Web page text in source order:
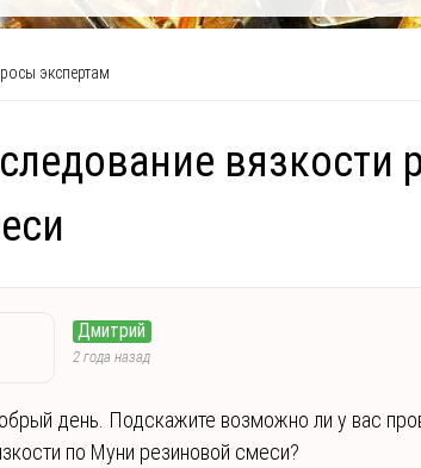
экспертам
вязкости
Дмитрий
2 года назад
день. Подскажите возможно ли у вас
по Муни резиновой смеси?